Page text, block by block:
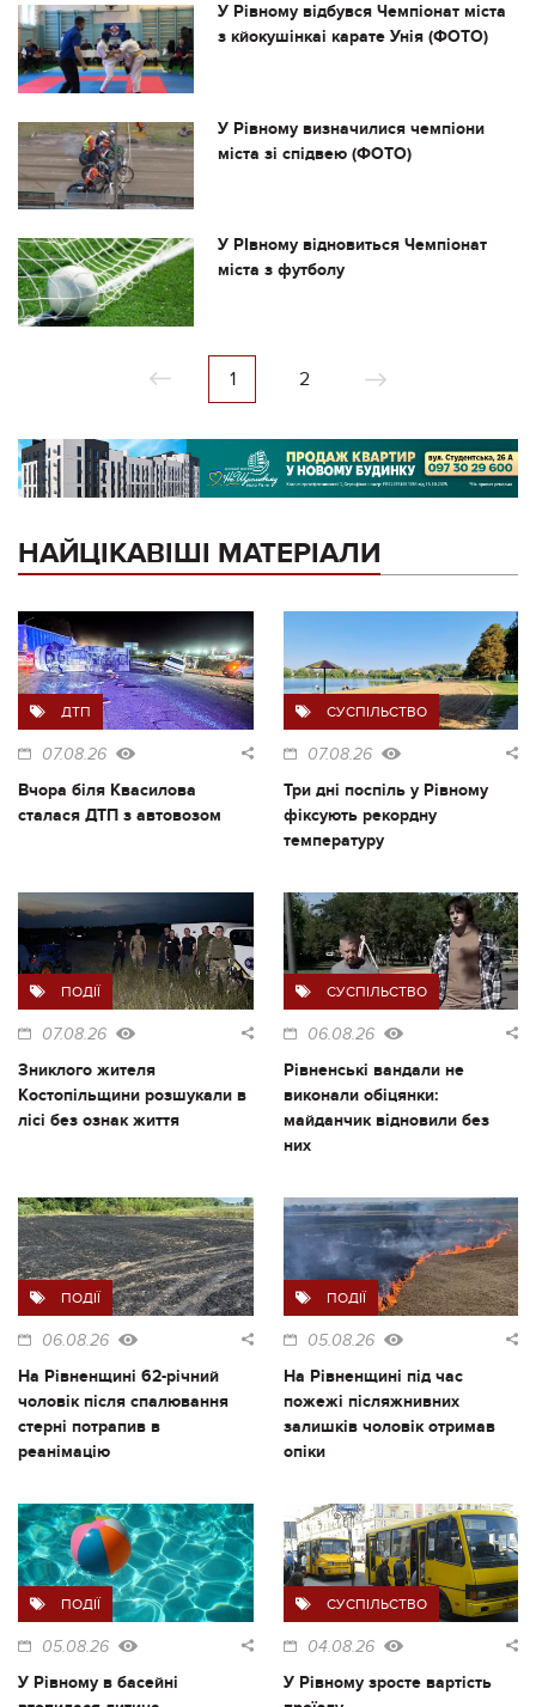
У Рівному відбувся Чемпіонат міста
з кйокушінкаі карате Унія (ФОТО)
У Рівному визначилися чемпіони
міста зі спідвею (ФОТО)
У РІвному відновиться Чемпіонат
міста з футболу
1 2
НАЙЦІКАВІШІ МАТЕРІАЛИ
ДТП
07.08.26
Вчора біля Квасилова
сталася ДТП з автовозом
СУСПІЛЬСТВО
07.08.26
Три дні поспіль у Рівному
фіксують рекордну
температуру
ПОДІЇ
07.08.26
Зниклого жителя
Костопільщини розшукали в
лісі без ознак життя
СУСПІЛЬСТВО
06.08.26
Рівненські вандали не
виконали обіцянки:
майданчик відновили без
них
ПОДІЇ
06.08.26
На Рівненщині 62-річний
чоловік після спалювання
стерні потрапив в
реанімацію
ПОДІЇ
05.08.26
На Рівненщині під час
пожежі післяжнивних
залишків чоловік отримав
опіки
ПОДІЇ
05.08.26
У Рівному в басейні
СУСПІЛЬСТВО
04.08.26
У Рівному зросте вартість